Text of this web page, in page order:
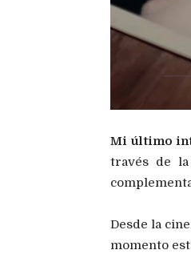
Mi último
través de la
Desde la
momento